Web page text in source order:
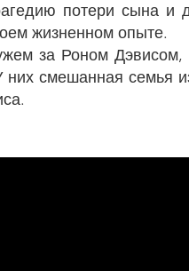
потери сына и
жизненном опыте.
за Роном
них смешанная семья